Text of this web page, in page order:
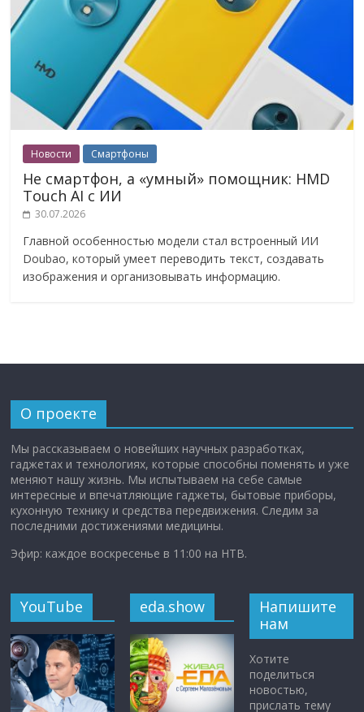
Новости Смартфоны
Не смартфон, а «умный» помощник: HMD
Touch AI с ИИ
30.07.2026
Главной особенностью модели стал встроенный ИИ
Doubao, который умеет переводить текст, создавать
изображения и организовывать информацию.
О проекте
Мы рассказываем о новейших научных разработках,
гаджетах и технологиях, которые способны поменять и уже
меняют нашу жизнь. Мы испытываем на себе самые
интересные и впечатляющие гаджеты, бытовые приборы,
кухонную технику и средства передвижения. Следим за
последними достижениями медицины.
Эфир: каждое воскресенье в 11:00 на НТВ.
YouTube eda.show
Напишите
нам
Хотите
поделиться
новостью,
прислать тему